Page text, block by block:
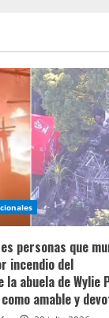
personas que
incendio del
abuela de Wylie
amable y